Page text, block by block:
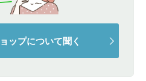
ップについて聞く